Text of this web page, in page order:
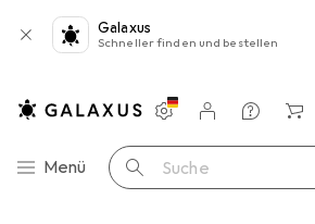
Galaxus
Schneller finden und bestellen
Navigation nach Kategorien
Menü Suche
Einstellungen
Kundenkonto
Vergleichslisten
Merklisten
Warenkorb